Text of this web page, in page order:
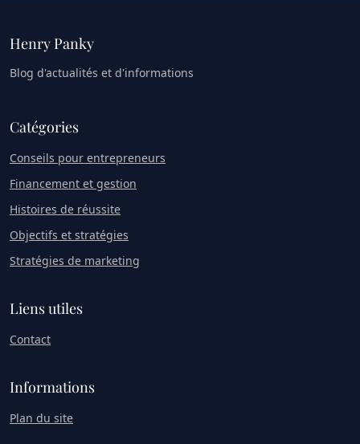
Henry Panky
Blog d'actualités et d'informations
Catégories
Conseils pour entrepreneurs
Financement et gestion
Histoires de réussite
Objectifs et stratégies
Stratégies de marketing
Liens utiles
Contact
Informations
Plan du site